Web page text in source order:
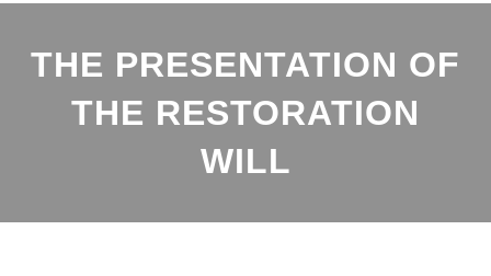
THE PRESENTATION OF
THE RESTORATION
WILL